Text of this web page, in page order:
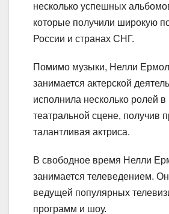
несколько успешных
которые получили широкую
России и странах СНГ.
Помимо музыки, Нелли
занимается актерской
исполнила несколько ролей в
театральной сцене, получив
талантливая актриса.
В свободное время Нелли
занимается телеведением.
ведущей популярных
программ и шоу.